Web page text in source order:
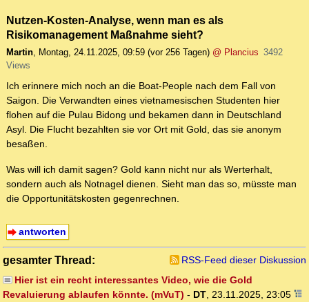
Nutzen-Kosten-Analyse, wenn man es als
Risikomanagement Maßnahme sieht?
Martin, Montag, 24.11.2025, 09:59 (vor 256 Tagen) @ Plancius 3492
Views
Ich erinnere mich noch an die Boat-People nach dem Fall von
Saigon. Die Verwandten eines vietnamesischen Studenten hier
flohen auf die Pulau Bidong und bekamen dann in Deutschland
Asyl. Die Flucht bezahlten sie vor Ort mit Gold, das sie anonym
besaßen.
Was will ich damit sagen? Gold kann nicht nur als Werterhalt,
sondern auch als Notnagel dienen. Sieht man das so, müsste man
die Opportunitätskosten gegenrechnen.
antworten
gesamter Thread:
RSS-Feed dieser Diskussion
Hier ist ein recht interessantes Video, wie die Gold
Revaluierung ablaufen könnte. (mVuT) - DT, 23.11.2025, 23:05